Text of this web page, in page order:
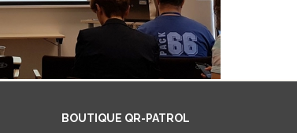
BOUTIQUE QR-PATROL